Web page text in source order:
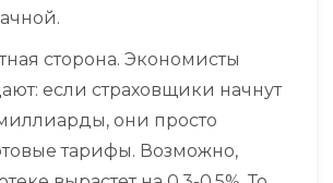
сторона. Экономисты
если страховщики начнут
они просто
тарифы. Возможно,